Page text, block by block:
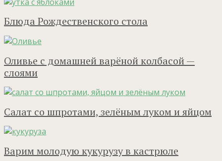
Блюда Рождественского стола
Оливье с домашней варёной колбасой —
слоями
Салат со шпротами, зелёным луком и яйцом
Варим молодую кукурузу в кастрюле